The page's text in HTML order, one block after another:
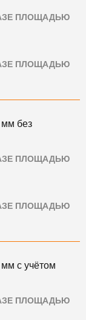
ПЛОЩАДЬЮ
ПЛОЩАДЬЮ
без
ПЛОЩАДЬЮ
ПЛОЩАДЬЮ
с учётом
ПЛОЩАДЬЮ